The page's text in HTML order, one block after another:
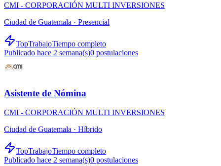
CMI - CORPORACIÓN MULTI INVERSIONES
Ciudad de Guatemala · Presencial
TopTrabajoTiempo completo
Publicado hace 2 semana(s)0 postulaciones
Asistente de Nómina
CMI - CORPORACIÓN MULTI INVERSIONES
Ciudad de Guatemala · Híbrido
TopTrabajoTiempo completo
Publicado hace 2 semana(s)0 postulaciones